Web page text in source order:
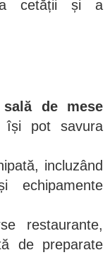
cetății și a
sală de mese
își pot savura
incluzând
restaurante,
de preparate